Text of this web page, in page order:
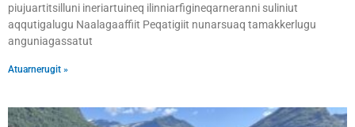
piujuartitsilluni ineriartuineq ilinniarfigineqarneranni suliniut
aqqutigalugu Naalagaaffiit Peqatigiit nunarsuaq tamakkerlugu
anguniagassatut
Atuarnerugit »